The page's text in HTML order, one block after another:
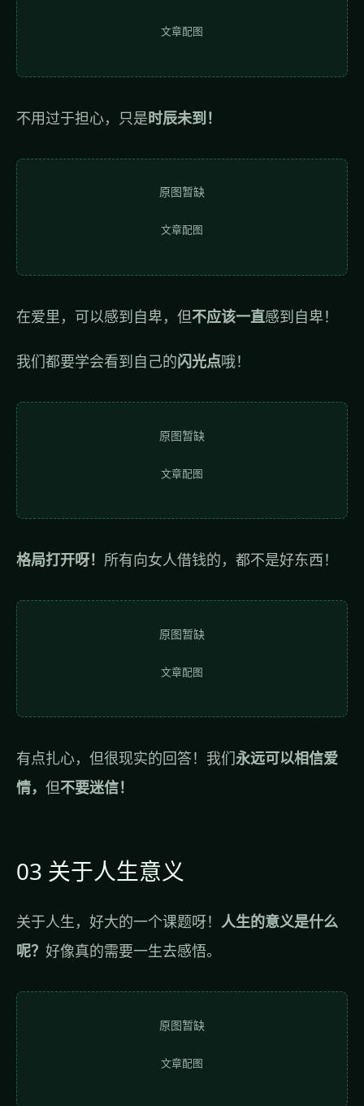
文章配图
不用过于担心，只是时辰未到！
原图暂缺
文章配图
在爱里，可以感到自卑，但不应该一直感到自卑！
我们都要学会看到自己的闪光点哦！
原图暂缺
文章配图
格局打开呀！ 所有向女人借钱的，都不是好东西！
原图暂缺
文章配图
有点扎心，但很现实的回答！我们永远可以相信爱
情， 但不要迷信！
03 关于人生意义
关于人生，好大的一个课题呀！ 人生的意义是什么
呢？ 好像真的需要一生去感悟。
原图暂缺
文章配图